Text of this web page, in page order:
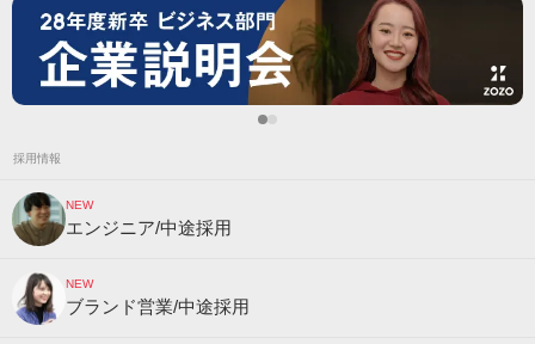
採用情報
NEW
エンジニア/中途採用
NEW
ブランド営業/中途採用